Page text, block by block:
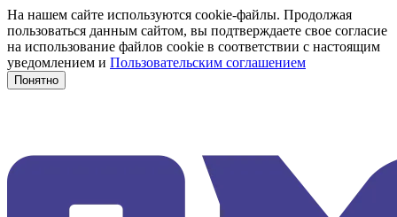
На нашем сайте используются cookie-файлы. Продолжая
пользоваться данным сайтом, вы подтверждаете свое согласие
на использование файлов cookie в соответствии с настоящим
уведомлением и Пользовательским соглашением
Понятно